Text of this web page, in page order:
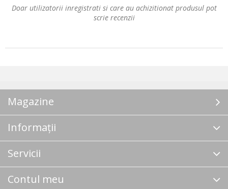
Doar utilizatorii inregistrati si care au achizitionat produsul pot
scrie recenzii
Magazine
Informații
Servicii
Contul meu